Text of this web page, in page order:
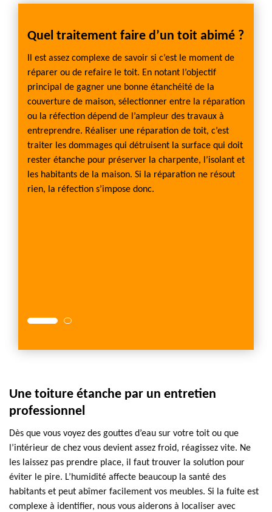
Quel traitement faire d’un toit abimé ?
Il est assez complexe de savoir si c’est le moment de
réparer ou de refaire le toit. En notant l’objectif
principal de gagner une bonne étanchéité de la
couverture de maison, sélectionner entre la réparation
ou la réfection dépend de l’ampleur des travaux à
entreprendre. Réaliser une réparation de toit, c’est
traiter les dommages qui détruisent la surface qui doit
rester étanche pour préserver la charpente, l’isolant et
les habitants de la maison. Si la réparation ne résout
rien, la réfection s’impose donc.
Une toiture étanche par un entretien
professionnel
Dès que vous voyez des gouttes d’eau sur votre toit ou que
l’intérieur de chez vous devient assez froid, réagissez vite. Ne
les laissez pas prendre place, il faut trouver la solution pour
éviter le pire. L’humidité affecte beaucoup la santé des
habitants et peut abîmer facilement vos meubles. Si la fuite est
complexe à identifier, nous vous aiderons à localiser avec